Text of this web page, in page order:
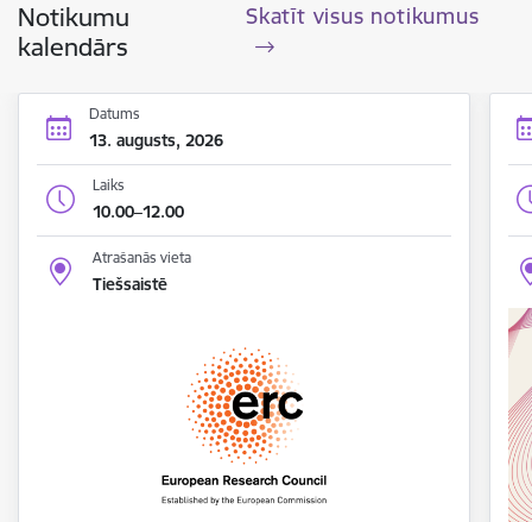
Notikumu
kalendārs
Skatīt visus notikumus
Datums
13. augusts, 2026
Laiks
10.00–12.00
Atrašanās vieta
Tiešsaistē